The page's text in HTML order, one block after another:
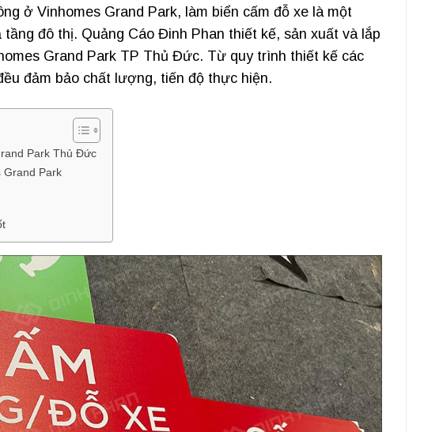
ở Vinhomes Grand Park, làm biển cấm đỗ xe là một
đô thị. Quảng Cáo Đinh Phan thiết kế, sản xuất và lắp
Grand Park TP Thủ Đức. Từ quy trình thiết kế các
đảm bảo chất lượng, tiến độ thực hiện.
Park Thủ Đức
Grand Park